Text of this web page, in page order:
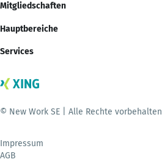
Mitgliedschaften
Hauptbereiche
Services
© New Work SE | Alle Rechte vorbehalten
Impressum
AGB